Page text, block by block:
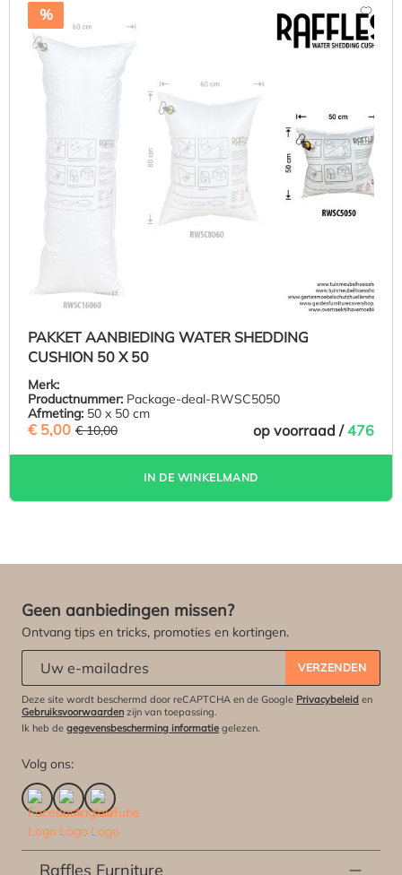
%
PAKKET AANBIEDING WATER SHEDDING
CUSHION 50 X 50
Merk:
Productnummer: Package-deal-RWSC5050
Afmeting: 50 x 50 cm
€ 5,00 € 10,00(50% BESPAARD) op voorraad /476
IN DE WINKELMAND
Geen aanbiedingen missen?
Ontvang tips en tricks, promoties en kortingen.
VERZENDEN
Deze site wordt beschermd door reCAPTCHA en de Google Privacybeleid en
Gebruiksvoorwaarden zijn van toepassing.
Ik heb de gegevensbescherming informatie gelezen.
Volg ons:
Raffles Furniture